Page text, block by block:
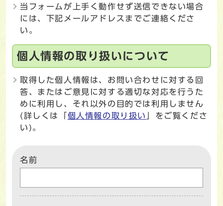
当フォームが上手く動作せず送信できない場合
には、下記メールアドレスまでご連絡くださ
い。
個人情報の取り扱いについて
取得した個人情報は、お問い合わせに対する回
答、またはご意見に対する適切な対応を行うた
めに利用し、それ以外の目的では利用しません
(詳しくは「個人情報の取り扱い
」をご覧くださ
い)。
名前